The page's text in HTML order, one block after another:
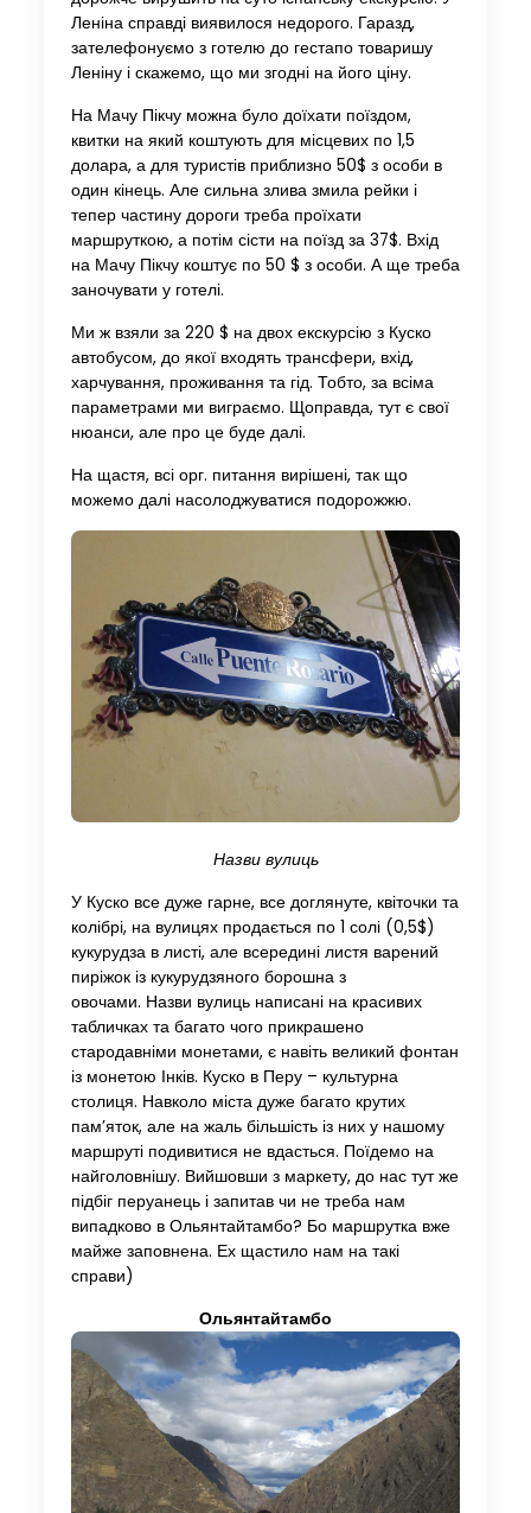
Леніна справді виявилося недорого. Гаразд,
зателефонуємо з готелю до гестапо товаришу
Леніну і скажемо, що ми згодні на його ціну.
На Мачу Пікчу можна було доїхати поїздом,
квитки на який коштують для місцевих по 1,5
долара, а для туристів приблизно 50$ з особи в
один кінець. Але сильна злива змила рейки і
тепер частину дороги треба проїхати
маршруткою, а потім сісти на поїзд за 37$. Вхід
на Мачу Пікчу коштує по 50 $ з особи. А ще треба
заночувати у готелі.
Ми ж взяли за 220 $ на двох екскурсію з Куско
автобусом, до якої входять трансфери, вхід,
харчування, проживання та гід. Тобто, за всіма
параметрами ми виграємо. Щоправда, тут є свої
нюанси, але про це буде далі.
На щастя, всі орг. питання вирішені, так що
можемо далі насолоджуватися подорожжю.
Назви вулиць
У Куско все дуже гарне, все доглянуте, квіточки та
колібрі, на вулицях продається по 1 солі (0,5$)
кукурудза в листі, але всередині листя варений
пиріжок із кукурудзяного борошна з
овочами. Назви вулиць написані на красивих
табличках та багато чого прикрашено
стародавніми монетами, є навіть великий фонтан
із монетою Інків. Куско в Перу – культурна
столиця. Навколо міста дуже багато крутих
пам’яток, але на жаль більшість із них у нашому
маршруті подивитися не вдасться. Поїдемо на
найголовнішу. Вийшовши з маркету, до нас тут же
підбіг перуанець і запитав чи не треба нам
випадково в Ольянтайтамбо? Бо маршрутка вже
майже заповнена. Ех щастило нам на такі
справи)
Ольянтайтамбо